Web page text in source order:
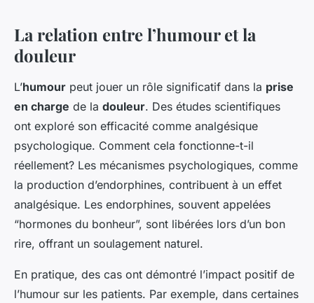
Rire pour Soulager : Les
Pouvoirs Cachés de l'Humour
Contre la Douleur –
Découvrez ses Bienfaits !
• 27 janvier 2025 5 min de lecture
La relation entre l’humour et la
douleur
L’humour peut jouer un rôle significatif dans la prise
en charge de la douleur. Des études scientifiques
ont exploré son efficacité comme analgésique
psychologique. Comment cela fonctionne-t-il
réellement? Les mécanismes psychologiques, comme
la production d’endorphines, contribuent à un effet
analgésique. Les endorphines, souvent appelées
“hormones du bonheur”, sont libérées lors d’un bon
rire, offrant un soulagement naturel.
En pratique, des cas ont démontré l’impact positif de
l’humour sur les patients. Par exemple, dans certaines